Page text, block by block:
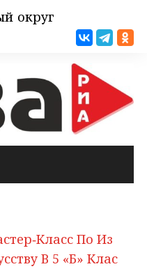
округ
По Из
В 5 «Б» Клас